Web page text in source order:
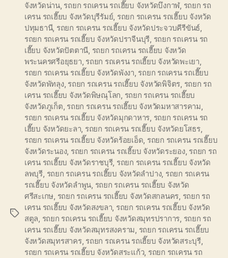
Tags
จังหวัดน่าน, รถยก รถเครน รถเฮี๊ยบ จังหวัดบึงกาฬ, รถยก รถ
เครน รถเฮี๊ยบ จังหวัดบุรีรัมย์, รถยก รถเครน รถเฮี๊ยบ จังหวัด
ปทุมธานี, รถยก รถเครน รถเฮี๊ยบ จังหวัดประจวบคีรีขันธ์,
รถยก รถเครน รถเฮี๊ยบ จังหวัดปราจีนบุรี, รถยก รถเครน รถ
เฮี๊ยบ จังหวัดปัตตานี, รถยก รถเครน รถเฮี๊ยบ จังหวัด
พระนครศรีอยุธยา, รถยก รถเครน รถเฮี๊ยบ จังหวัดพะเยา,
รถยก รถเครน รถเฮี๊ยบ จังหวัดพังงา, รถยก รถเครน รถเฮี๊ยบ
จังหวัดพัทลุง, รถยก รถเครน รถเฮี๊ยบ จังหวัดพิจิตร, รถยก รถ
เครน รถเฮี๊ยบ จังหวัดพิษณุโลก, รถยก รถเครน รถเฮี๊ยบ
จังหวัดภูเก็ต, รถยก รถเครน รถเฮี๊ยบ จังหวัดมหาสารคาม,
รถยก รถเครน รถเฮี๊ยบ จังหวัดมุกดาหาร, รถยก รถเครน รถ
เฮี๊ยบ จังหวัดยะลา, รถยก รถเครน รถเฮี๊ยบ จังหวัดยโสธร,
รถยก รถเครน รถเฮี๊ยบ จังหวัดร้อยเอ็ด, รถยก รถเครน รถเฮี๊ยบ
จังหวัดระนอง, รถยก รถเครน รถเฮี๊ยบ จังหวัดระยอง, รถยก รถ
เครน รถเฮี๊ยบ จังหวัดราชบุรี, รถยก รถเครน รถเฮี๊ยบ จังหวัด
ลพบุรี, รถยก รถเครน รถเฮี๊ยบ จังหวัดลำปาง, รถยก รถเครน
รถเฮี๊ยบ จังหวัดลำพูน, รถยก รถเครน รถเฮี๊ยบ จังหวัด
ศรีสะเกษ, รถยก รถเครน รถเฮี๊ยบ จังหวัดสกลนคร, รถยก รถ
เครน รถเฮี๊ยบ จังหวัดสงขลา, รถยก รถเครน รถเฮี๊ยบ จังหวัด
สตูล, รถยก รถเครน รถเฮี๊ยบ จังหวัดสมุทรปราการ, รถยก รถ
เครน รถเฮี๊ยบ จังหวัดสมุทรสงคราม, รถยก รถเครน รถเฮี๊ยบ
จังหวัดสมุทรสาคร, รถยก รถเครน รถเฮี๊ยบ จังหวัดสระบุรี,
รถยก รถเครน รถเฮี๊ยบ จังหวัดสระแก้ว, รถยก รถเครน รถ